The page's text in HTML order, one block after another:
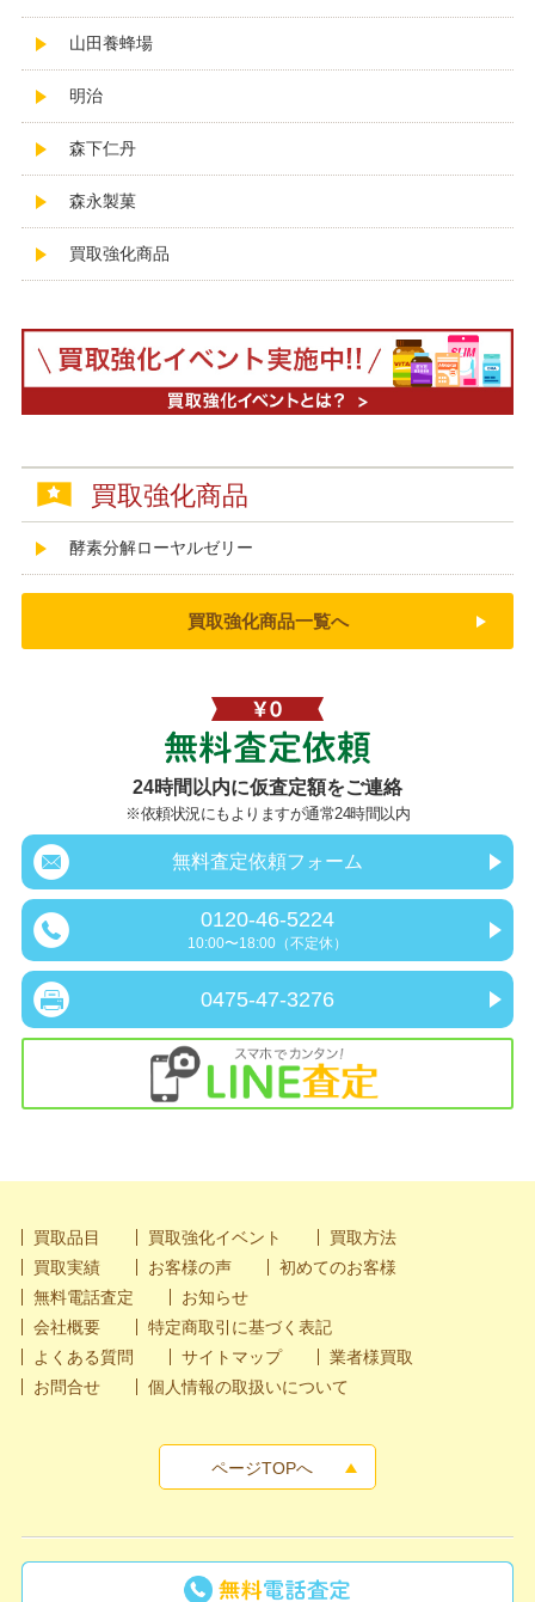
山田養蜂場
明治
森下仁丹
森永製菓
買取強化商品
買取強化商品
酵素分解ローヤルゼリー
買取強化商品一覧へ
24時間以内に仮査定額をご連絡
※依頼状況にもよりますが通常24時間以内
無料査定依頼フォーム
0120-46-5224
10:00〜18:00（不定休）
0475-47-3276
買取品目 買取強化イベント
買取方法
買取実績
お客様の声
初めてのお客様
無料電話査定
お知らせ
会社概要
特定商取引に基づく表記
よくある質問
サイトマップ
業者様買取
お問合せ
個人情報の取扱いについて
ページTOPへ